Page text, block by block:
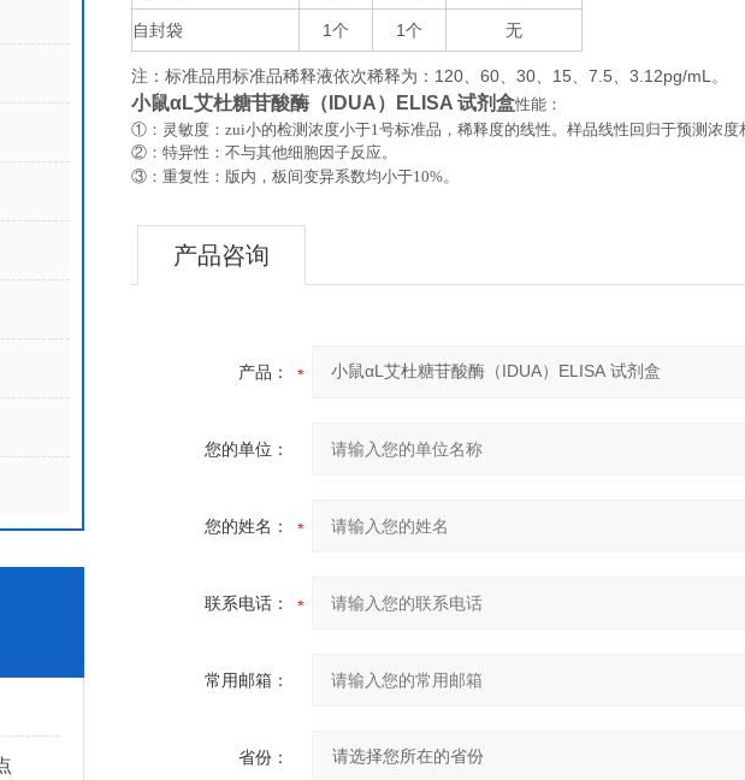
自封袋 1 个 1 个 无
注：标准品用标准品稀释液依次稀释为： 120、 60、 30、 15、 7.5、 3.12pg/mL。
小鼠αL艾杜糖苷酸酶（IDUA）ELISA 试剂盒性能：
①：灵敏度：zui小的检测浓度小于1号标准品，稀释度的线性。样品线性回归于预测浓度
②：特异性：不与其他细胞因子反应。
③：重复性：版内，板间变异系数均小于10%。
产品咨询
产品：
您的单位：
您的姓名：
联系电话：
常用邮箱：
省份：